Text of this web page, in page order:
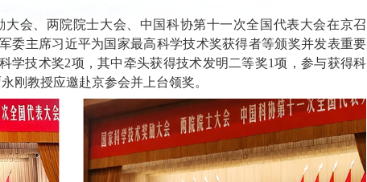
大会、两院院士大会、中国科协第十一次全国代表大会在京召
委主席习近平为国家最高科学技术奖获得者等颁奖并发表重要
学技术奖2项，其中牵头获得技术发明二等奖1项，参与获得科
刚教授应邀赴京参会并上台领奖。